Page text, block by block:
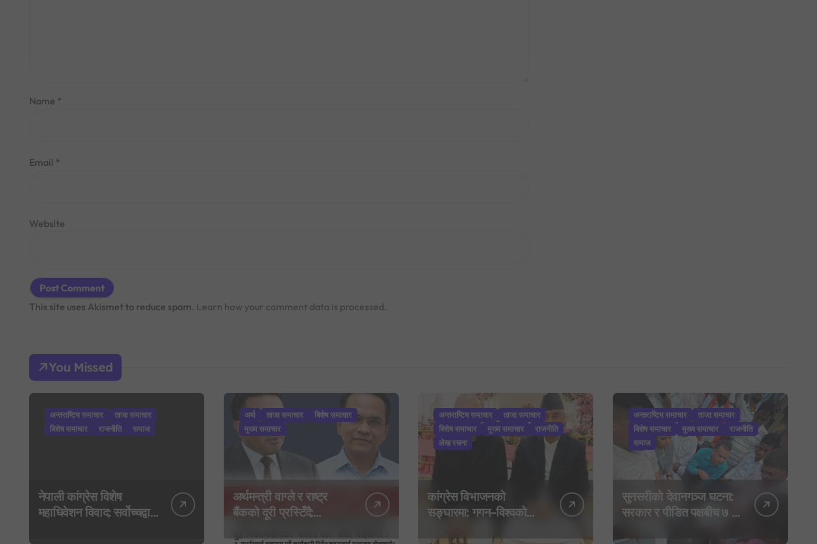
Name *
Email *
Website
This site uses Akismet to reduce spam. Learn how your comment data is processed.
You Missed
अन्तराष्टिय समाचार
ताजा समाचार
बिशेष समाचार
राजनीति समाज
नेपाली कांग्रेस विशेष
महाधिवेशन विवाद: सर्वोच्चद्वारा
अर्थ ताजा समाचार
बिशेष समाचार
मुख्य समाचार
अर्थमन्त्री वाग्ले र राष्ट्र
बैंकको दूरी प्रस्टिँदै:
अन्तराष्टिय समाचार
ताजा समाचार
बिशेष समाचार
मुख्य समाचार
राजनीति
लेख रचना
कांग्रेस विभाजनको
सङ्घारमा: गगन–विश्वको
अन्तराष्टिय समाचार
ताजा समाचार
बिशेष समाचार
मुख्य समाचार
राजनीति
समाज
सुनसरीको देवानगञ्ज घटना:
सरकार र पीडित पक्षबीच ७ बुँदे